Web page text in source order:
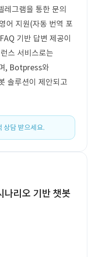
레그램을 통한 문의
어 지원(자동 번역 포
기반 답변 제공이
스 서비스로는
, Botpress와
솔루션이 제안되고
상담 받으세요.
나리오 기반 챗봇